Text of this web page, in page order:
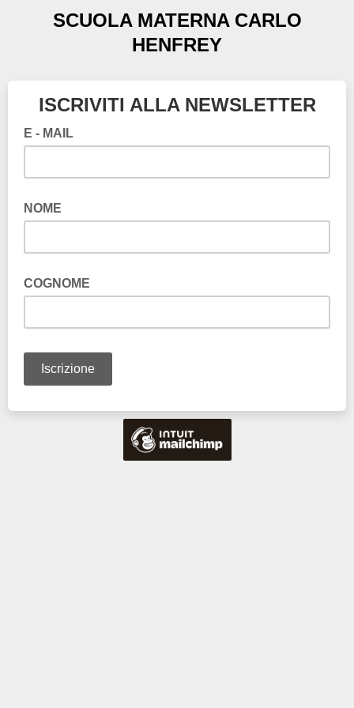
SCUOLA MATERNA CARLO
HENFREY
ISCRIVITI ALLA NEWSLETTER
E - MAIL
NOME
COGNOME